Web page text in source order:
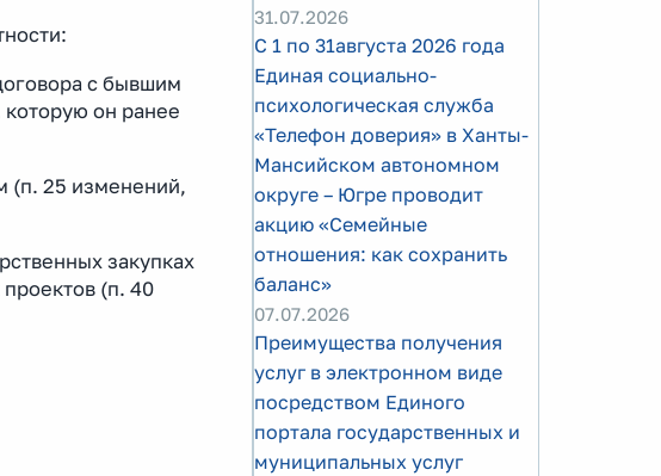
с бывшим
он ранее
(п. 25 изменений,
закупках
(п. 40
31.07.2026
С 1 по 31августа 2026 года
Единая социально-
психологическая служба
«Телефон доверия» в Ханты-
Мансийском автономном
округе – Югре проводит
акцию «Семейные
отношения: как сохранить
баланс»
07.07.2026
Преимущества получения
услуг в электронном виде
посредством Единого
портала государственных и
муниципальных услуг